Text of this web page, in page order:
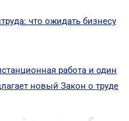
что ожидать бизнесу
работа и один
новый Закон о труде